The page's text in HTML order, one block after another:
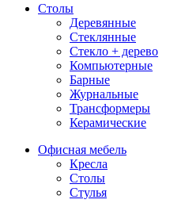
Столы
Деревянные
Стеклянные
Стекло + дерево
Компьютерные
Барные
Журнальные
Трансформеры
Керамические
Офисная мебель
Кресла
Столы
Стулья